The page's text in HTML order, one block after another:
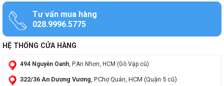
Tư vấn mua hàng
028.9996.5775
HỆ THỐNG CỬA HÀNG
494 Nguyễn Oanh , P.An Nhơn, HCM (Gò Vập cũ)
322/36 An Dương Vương , P.Chợ Quán, HCM (Quận 5 cũ)